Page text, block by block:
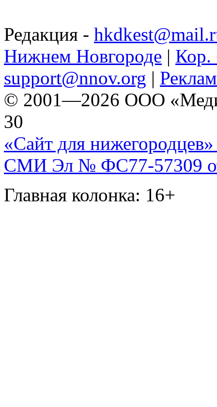
Редакция -
Нижнем Новгороде | Кор.
support@nnov.org |
© 2001—2026 ООО
30
«Сайт для нижегородцев»
СМИ Эл № ФС77-57309
Главная колонка: 16+